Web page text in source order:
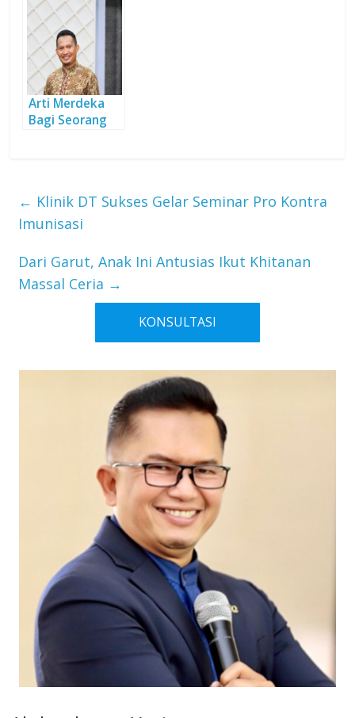
‘alaihi wa sallam
(Pelajaran Dari
Kisah Haditsul
Ifki)
Arti Merdeka
Bagi Seorang
← Klinik DT Sukses Gelar Seminar Pro Kontra
Imunisasi
Dari Garut, Anak Ini Antusias Ikut Khitanan
Massal Ceria →
KONSULTASI